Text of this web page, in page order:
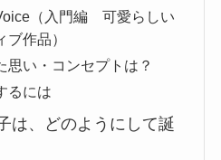
（入門編 可愛らしい
ブ作品）
思い・コンセプトは？
るには
は、どのようにして誕